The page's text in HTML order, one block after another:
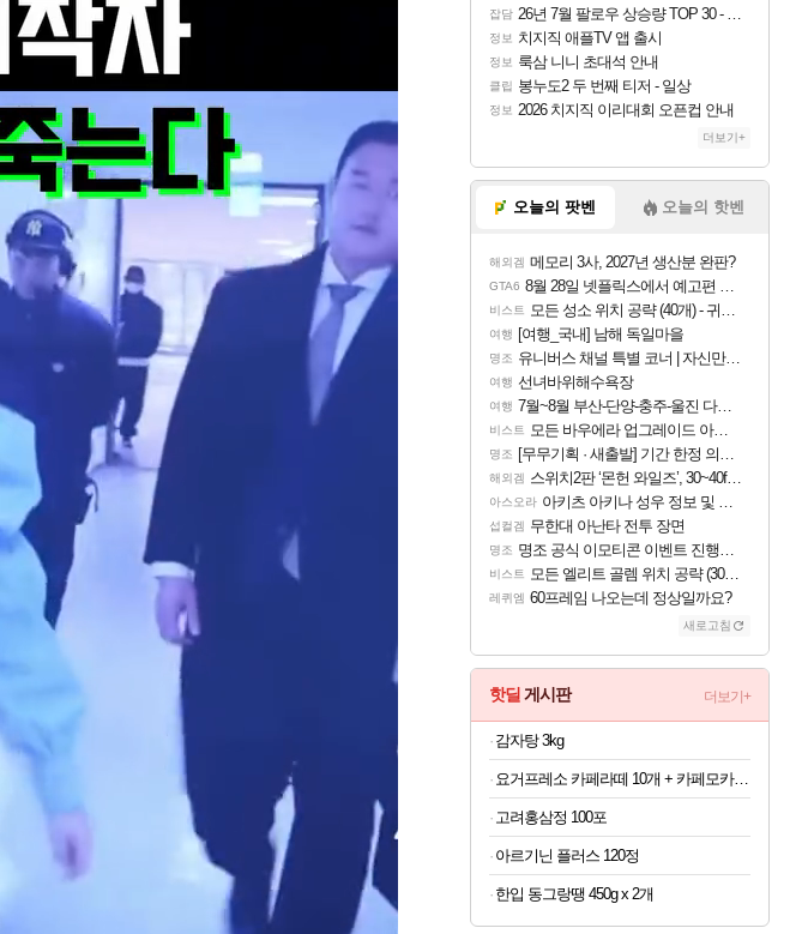
잡담 26년 7월 팔로우 상승량 TOP 30 - 월간 치지직
정보 치지직 애플TV 앱 출시
정보 룩삼 니니 초대석 안내
클립 봉누도2 두 번째 티저 - 일상
정보 2026 치지직 이리대회 오픈컵 안내
더보기+
오늘의 팟벤 오늘의 핫벤
해외겜 메모리 3사, 2027년 생산분 완판?
GTA6 8월 28일 넷플릭스에서 예고편 공개 예정
비스트 모든 성소 위치 공략 (40개) - 귀환한 영혼 도전과제
여행 [여행_국내] 남해 독일마을
명조 유니버스 채널 특별 코너 | 자신만의 스타일
여행 선녀바위해수욕장
여행 7월~8월 부산-단양-충주-울진 다녀왔어요~
비스트 모든 바우에라 업그레이드 아이템 획득 위치 공략 (89개)
명조 [무무기획 · 새출발] 기간 한정 의뢰 이벤트
해외겜 스위치2판 ‘몬헌 와일즈’, 30~40fps 목표 추정
아스오라 아키츠 아키나 성우 정보 및 주요 필모
섭컬겜 무한대 아난타 전투 장면
명조 명조 공식 이모티콘 이벤트 진행해봤습니다! 참여부터 추첨까지????
비스트 모든 엘리트 골렘 위치 공략 (30개) - 방랑 결투가
레퀴엠 60프레임 나오는데 정상일까요?
새로고침
핫딜 게시판 더보기+
감자탕 3kg
요거프레소 카페라떼 10개 + 카페모카 10개
고려홍삼정 100포
아르기닌 플러스 120정
한입 동그랑땡 450g x 2개